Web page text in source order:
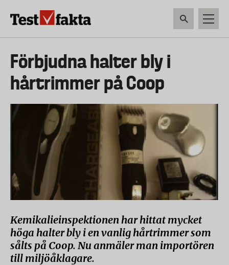
Huvudmeny
ny
Förbjudna halter bly i
hårtrimmer på Coop
Kemikalieinspektionen har hittat mycket
höga halter bly i en vanlig hårtrimmer som
sålts på Coop. Nu anmäler man importören
till miljöåklagare.